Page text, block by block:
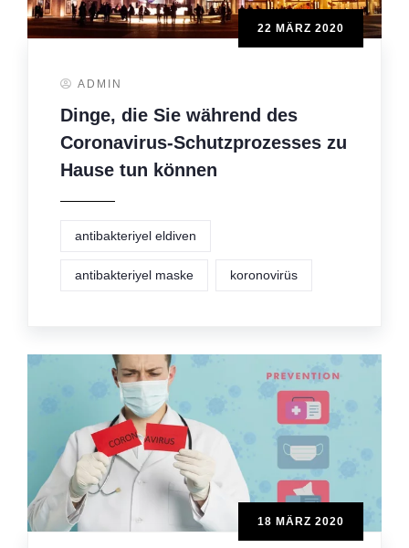
22 MÄRZ 2020
ADMIN
Dinge, die Sie während des
Coronavirus-Schutzprozesses zu
Hause tun können
antibakteriyel eldiven
antibakteriyel maske koronovirüs
18 MÄRZ 2020